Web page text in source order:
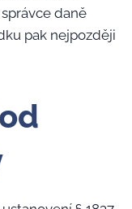
daně
pak nejpozději